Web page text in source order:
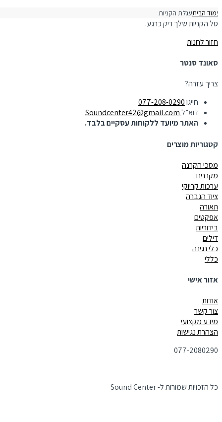
הביתעגלת הקניות
סל הקניות שלך ריק כרגע.
חזור לחנות
סאונד סנטר
צריך עזרה?
חייגו077-208-0290
דוא”לSoundcenter42@gmail.com
האתר מיועד ללקוחות עסקיים בלבד.
קטגוריות מוצרים
מסכי הקרנה
מקרנים
ערכות קריוקי
ציוד הגברה
תאורה
אפקטים
בידוריות
דילים
כלי נגינה
כללי
אזור אישי
אודות
צור קשר
מידע מקצועי
הצהרת נגישות
077-2080290
כל הזכויות שמורות ל- Sound Center